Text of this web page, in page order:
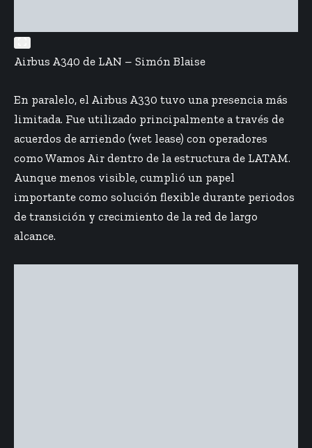
Airbus A340 de LAN – Simón Blaise
En paralelo, el Airbus A330 tuvo una presencia más
limitada. Fue utilizado principalmente a través de
acuerdos de arriendo (wet lease) con operadores
como Wamos Air dentro de la estructura de LATAM.
Aunque menos visible, cumplió un papel
importante como solución flexible durante periodos
de transición y crecimiento de la red de largo
alcance.